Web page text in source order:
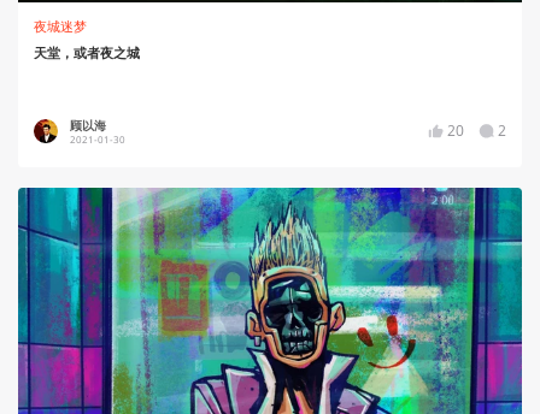
夜城迷梦
天堂，或者夜之城
顾以海
2021-01-30 20 2